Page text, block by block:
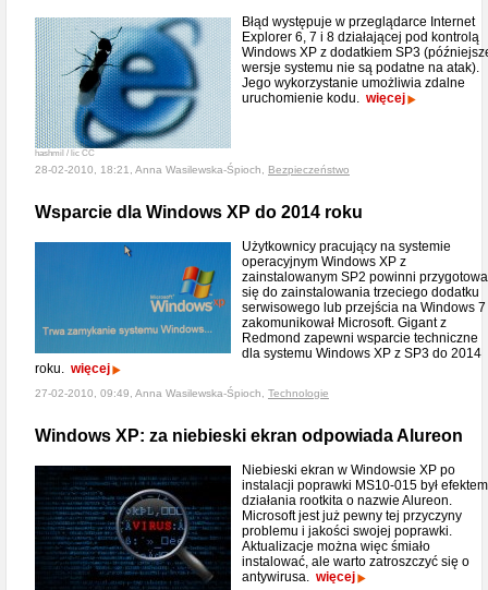
hashmil / lic CC
Błąd występuje w przeglądarce Internet
Explorer 6, 7 i 8 działającej pod kontrolą
Windows XP z dodatkiem SP3
wersje systemu nie są podatne na atak).
Jego wykorzystanie umożliwia zdalne
uruchomienie kodu. więcej
28-02-2010, 18:21, Anna Wasilewska-Śpioch, Bezpieczeństwo
Wsparcie dla Windows XP do 2014 roku
Użytkownicy pracujący na systemie
operacyjnym Windows XP z
zainstalowanym SP2 powinni
się do zainstalowania trzeciego dodatku
serwisowego lub przejścia na Windows 7
zakomunikował Microsoft. Gigant z
Redmond zapewni wsparcie techniczne
dla systemu Windows XP z SP3 do 2014
roku. więcej
27-02-2010, 09:49, Anna Wasilewska-Śpioch, Technologie
Windows XP: za niebieski ekran odpowiada Alureon
Niebieski ekran w Windowsie XP po
instalacji poprawki MS10-015 był efektem
działania rootkita o nazwie Alureon.
Microsoft jest już pewny tej przyczyny
problemu i jakości swojej poprawki.
Aktualizacje można więc śmiało
instalować, ale warto zatroszczyć się o
antywirusa. więcej